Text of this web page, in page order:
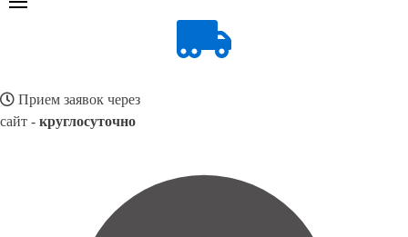
Прием заявок через
сайт - круглосуточно